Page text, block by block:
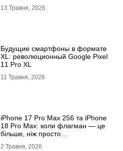
13 Травня, 2026
Будущие смартфоны в формате
XL: революционный Google Pixel
11 Pro XL
11 Травня, 2026
iРhone 17 Рro Мax 256 та iРhone
18 Рro Мax: коли флагман — це
більше, ніж просто
2 Травня, 2026